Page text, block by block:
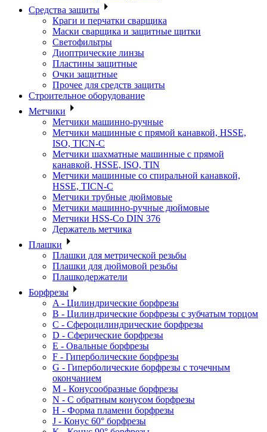
Средства защиты
Краги и перчатки сварщика
Маски сварщика и защитные щитки
Светофильтры
Диоптрические линзы
Пластины защитные
Очки защитные
Прочее для средств защиты
Строительное оборудование
Метчики
Метчики машинно-ручные
Метчики машинные с прямой канавкой, HSSE,
ISO, TICN-C
Метчики шахматные машинные с прямой
канавкой, HSSE, ISO, TIN
Метчики машинные со спиральной канавкой,
HSSE, TICN-C
Метчики трубные дюймовые
Метчики машинно-ручные дюймовые
Метчики HSS-Co DIN 376
Держатель метчика
Плашки
Плашки для метрической резьбы
Плашки для дюймовой резьбы
Плашкодержатели
Борфрезы
A - Цилиндрические борфрезы
B - Цилиндрические борфрезы с зубчатым торцом
C - Сфероцилиндрические борфрезы
D - Сферические борфрезы
E - Овальные борфрезы
F - Гиперболические борфрезы
G - Гиперболические борфрезы с точечным
окончанием
M - Конусообразные борфрезы
N - С обратным конусом борфрезы
H - Форма пламени борфрезы
J - Конус 60° борфрезы